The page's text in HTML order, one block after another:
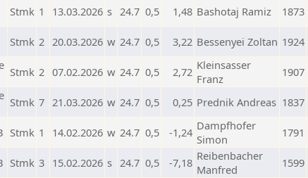
Stmk 1 13.03.2026 s 24.7 0,5 1,48 Bashotaj Ramiz 1873
Stmk 2 20.03.2026 w 24.7 0,5 3,22 Bessenyei Zoltan 1924
Stmk 2 07.02.2026 w 24.7 0,5 2,72 Kleinsasser
Franz
1907
Stmk 7 21.03.2026 w 24.7 0,5 0,25 Prednik Andreas 1837
Stmk 1 14.02.2026 w 24.7 0,5 -1,24 Dampfhofer
Simon
1791
Stmk 3 15.02.2026 s 24.7 0,5 -7,18 Reibenbacher
Manfred
1599